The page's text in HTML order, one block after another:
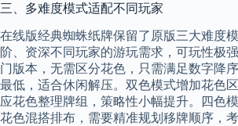
三、多难度模式适配不同玩家
在线版经典蜘蛛纸牌保留了原版三大难度
阶、资深不同玩家的游玩需求，可玩性极
门版本，无需区分花色，只需满足数字降
最低，适合休闲解压。双色模式增加花色
应花色整理牌组，策略性小幅提升。四色
花色混搭排布，需要精准规划移牌顺序，